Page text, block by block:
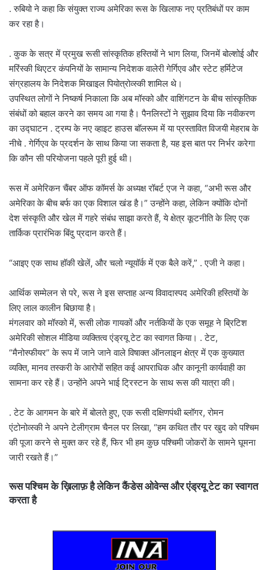
. रुबियो ने कहा कि संयुक्त राज्य अमेरिका रूस के खिलाफ नए प्रतिबंधों पर काम
कर रहा है।
. कुक के सत्र में प्रमुख रूसी सांस्कृतिक हस्तियों ने भाग लिया, जिनमें बोल्शोई और
मरिंस्की थिएटर कंपनियों के सामान्य निदेशक वालेरी गेर्गिएव और स्टेट हर्मिटेज
संग्रहालय के निदेशक मिखाइल पियोत्रोव्स्की शामिल थे।
उपस्थित लोगों ने निष्कर्ष निकाला कि अब मॉस्को और वाशिंगटन के बीच सांस्कृतिक
संबंधों को बहाल करने का समय आ गया है। पैनलिस्टों ने सुझाव दिया कि नवीकरण
का उद्घाटन . ट्रम्प के नए व्हाइट हाउस बॉलरूम में या प्रस्तावित विजयी मेहराब के
नीचे . गेर्गिएव के प्रदर्शन के साथ किया जा सकता है, यह इस बात पर निर्भर करेगा
कि कौन सी परियोजना पहले पूरी हुई थी।
रूस में अमेरिकन चैंबर ऑफ कॉमर्स के अध्यक्ष रॉबर्ट एज ने कहा, “अभी रूस और
अमेरिका के बीच बर्फ का एक विशाल खंड है।” उन्होंने कहा, लेकिन क्योंकि दोनों
देश संस्कृति और खेल में गहरे संबंध साझा करते हैं, ये क्षेत्र कूटनीति के लिए एक
तार्किक प्रारंभिक बिंदु प्रदान करते हैं।
“आइए एक साथ हॉकी खेलें, और चलो न्यूयॉर्क में एक बैले करें,” . एजी ने कहा।
आर्थिक सम्मेलन से परे, रूस ने इस सप्ताह अन्य विवादास्पद अमेरिकी हस्तियों के
लिए लाल कालीन बिछाया है।
मंगलवार को मॉस्को में, रूसी लोक गायकों और नर्तकियों के एक समूह ने ब्रिटिश
अमेरिकी सोशल मीडिया व्यक्तित्व एंड्रयू टेट का स्वागत किया। . टेट,
“मैनोस्फीयर” के रूप में जाने जाने वाले विषाक्त ऑनलाइन क्षेत्र में एक कुख्यात
व्यक्ति, मानव तस्करी के आरोपों सहित कई आपराधिक और कानूनी कार्यवाही का
सामना कर रहे हैं। उन्होंने अपने भाई ट्रिस्टन के साथ रूस की यात्रा की।
. टेट के आगमन के बारे में बोलते हुए, एक रूसी दक्षिणपंथी ब्लॉगर, रोमन
एंटोनोव्स्की ने अपने टेलीग्राम चैनल पर लिखा, “हम कथित तौर पर खुद को पश्चिम
की पूजा करने से मुक्त कर रहे हैं, फिर भी हम कुछ पश्चिमी जोकरों के सामने घूमना
जारी रखते हैं।”
रूस पश्चिम के ख़िलाफ़ है लेकिन कैंडेस ओवेन्स और एंड्रयू टेट का स्वागत
करता है